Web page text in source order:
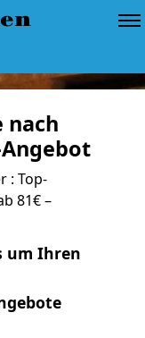
nach
: Top-
81€ –
um Ihren